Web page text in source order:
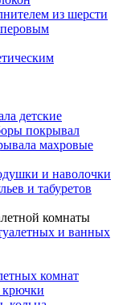
из шерсти
детские
покрывал
махровые
и наволочки
и табуретов
комнаты
и ванных
комнат